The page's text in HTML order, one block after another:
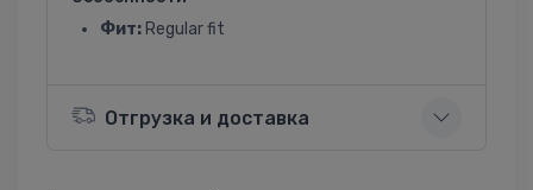
Фит: Regular fit
Отгрузка и доставка